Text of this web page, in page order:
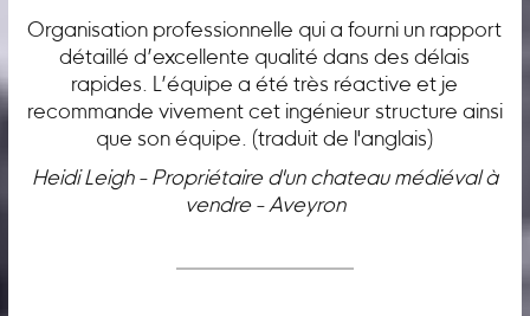
Organisation professionnelle qui a fourni un rapport
détaillé d’excellente qualité dans des délais
rapides. L’équipe a été très réactive et je
recommande vivement cet ingénieur structure ainsi
que son équipe. (traduit de l'anglais)
Heidi Leigh - Propriétaire d'un chateau médiéval à
vendre - Aveyron